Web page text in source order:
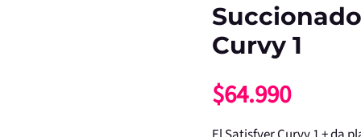
Curvy 1
$64.990
Succionador
Satisfyer
1